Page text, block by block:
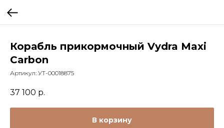
Корабль прикормочный Vydra Maxi
Carbon
Артикул: УТ-00018875
37 100 р.
В корзину